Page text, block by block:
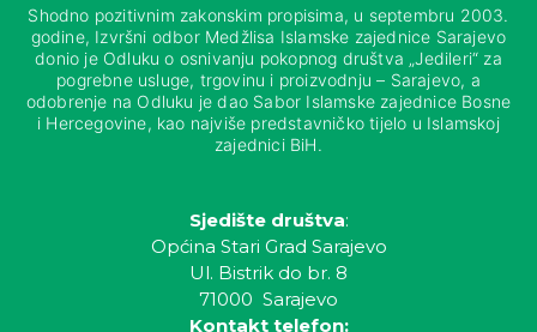
Shodno pozitivnim zakonskim propisima, u septembru 2003.
godine, Izvršni odbor Medžlisa Islamske zajednice Sarajevo
donio je Odluku o osnivanju pokopnog društva „Jedileri“ za
pogrebne usluge, trgovinu i proizvodnju – Sarajevo, a
odobrenje na Odluku je dao Sabor Islamske zajednice Bosne
i Hercegovine, kao najviše predstavničko tijelo u Islamskoj
zajednici BiH.
Sjedište društva:
Općina Stari Grad Sarajevo
Ul. Bistrik do br. 8
71000 Sarajevo
Kontakt telefon: